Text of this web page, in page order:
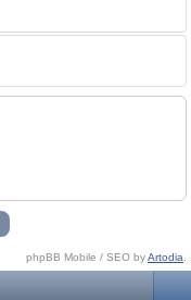
phpBB Mobile / SEO byArtodia